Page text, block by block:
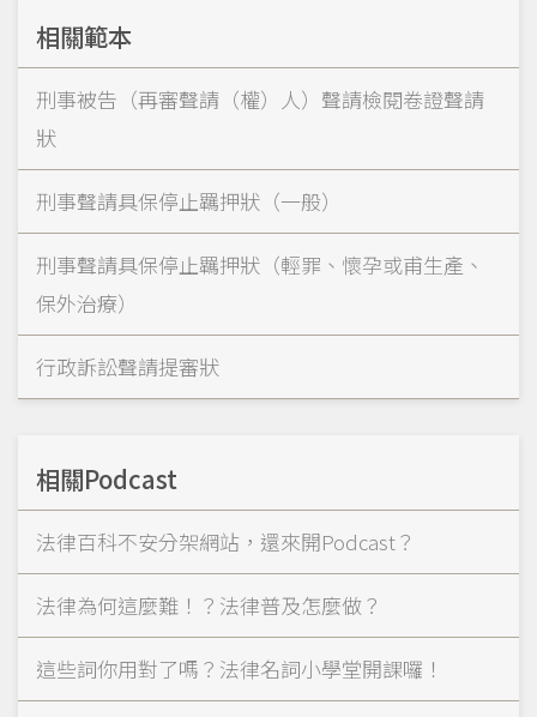
相關範本
刑事被告（再審聲請（權）人）聲請檢閱卷證聲請
狀
刑事聲請具保停止羈押狀（一般）
刑事聲請具保停止羈押狀（輕罪、懷孕或甫生產、
保外治療）
行政訴訟聲請提審狀
相關Podcast
法律百科不安分架網站，還來開Podcast？
法律為何這麼難！？法律普及怎麼做？
這些詞你用對了嗎？法律名詞小學堂開課囉！